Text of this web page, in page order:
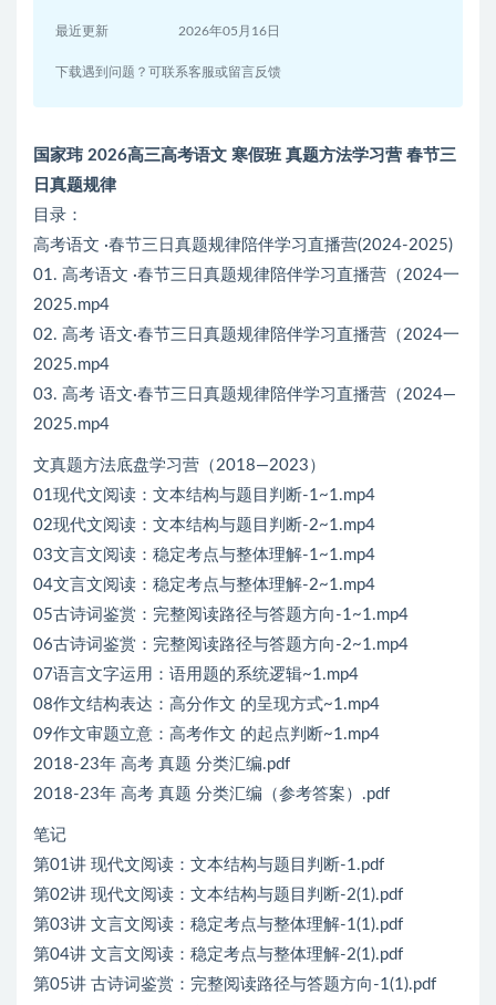
最近更新 2026年05月16日
下载遇到问题？可联系客服或留言反馈
国家玮 2026高三高考语文 寒假班 真题方法学习营 春节三
日真题规律
目录：
高考语文 ·春节三日真题规律陪伴学习直播营(2024-2025)
01. 高考语文 ·春节三日真题规律陪伴学习直播营（2024一
2025.mp4
02. 高考 语文·春节三日真题规律陪伴学习直播营（2024一
2025.mp4
03. 高考 语文·春节三日真题规律陪伴学习直播营（2024—
2025.mp4
文真题方法底盘学习营（2018—2023）
01现代文阅读：文本结构与题目判断-1~1.mp4
02现代文阅读：文本结构与题目判断-2~1.mp4
03文言文阅读：稳定考点与整体理解-1~1.mp4
04文言文阅读：稳定考点与整体理解-2~1.mp4
05古诗词鉴赏：完整阅读路径与答题方向-1~1.mp4
06古诗词鉴赏：完整阅读路径与答题方向-2~1.mp4
07语言文字运用：语用题的系统逻辑~1.mp4
08作文结构表达：高分作文 的呈现方式~1.mp4
09作文审题立意：高考作文 的起点判断~1.mp4
2018-23年 高考 真题 分类汇编.pdf
2018-23年 高考 真题 分类汇编（参考答案）.pdf
笔记
第01讲 现代文阅读：文本结构与题目判断-1.pdf
第02讲 现代文阅读：文本结构与题目判断-2(1).pdf
第03讲 文言文阅读：稳定考点与整体理解-1(1).pdf
第04讲 文言文阅读：稳定考点与整体理解-2(1).pdf
第05讲 古诗词鉴赏：完整阅读路径与答题方向-1(1).pdf